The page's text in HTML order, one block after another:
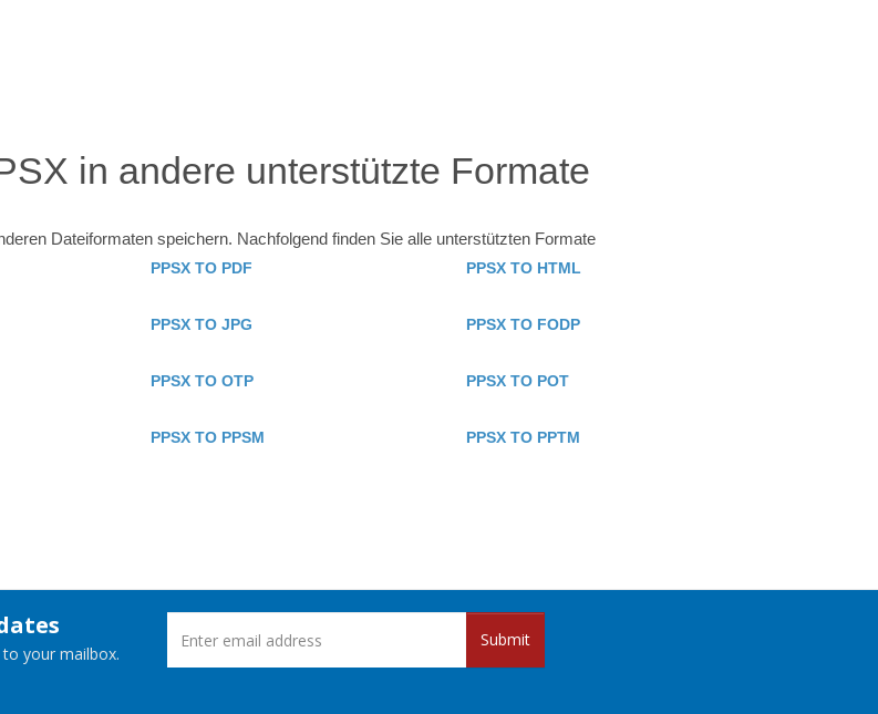
in andere unterstützte Formate
Dateiformaten speichern. Nachfolgend finden Sie alle unterstützten Formate
PPSX TO PDF PPSX TO HTML
PPSX TO JPG PPSX TO FODP
PPSX TO OTP PPSX TO POT
PPSX TO PPSM PPSX TO PPTM
your mailbox.
Submit